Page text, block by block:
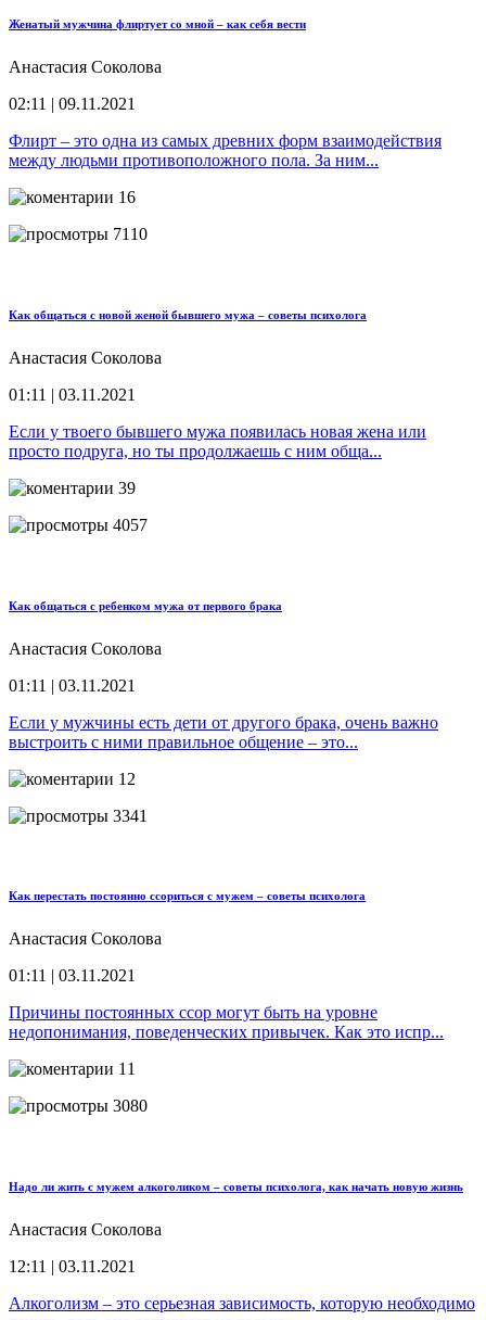
Женатый мужчина флиртует со мной – как себя вести
Анастасия Соколова
02:11 | 09.11.2021
Флирт – это одна из самых древних форм взаимодействия
между людьми противоположного пола. За ним...
16
7110
Как общаться с новой женой бывшего мужа – советы психолога
Анастасия Соколова
01:11 | 03.11.2021
Если у твоего бывшего мужа появилась новая жена или
просто подруга, но ты продолжаешь с ним обща...
39
4057
Как общаться с ребенком мужа от первого брака
Анастасия Соколова
01:11 | 03.11.2021
Если у мужчины есть дети от другого брака, очень важно
выстроить с ними правильное общение – это...
12
3341
Как перестать постоянно ссориться с мужем – советы психолога
Анастасия Соколова
01:11 | 03.11.2021
Причины постоянных ссор могут быть на уровне
недопонимания, поведенческих привычек. Как это испр...
11
3080
Надо ли жить с мужем алкоголиком – советы психолога, как начать новую жизнь
Анастасия Соколова
12:11 | 03.11.2021
Алкоголизм – это серьезная зависимость, которую необходимо